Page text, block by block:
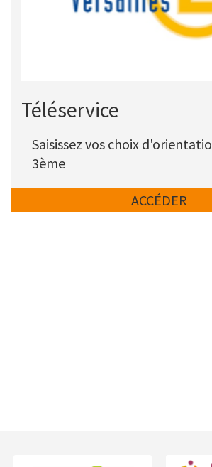
Titre
Téléservice
Description
Saisissez vos choix
3ème
ACCÉDER